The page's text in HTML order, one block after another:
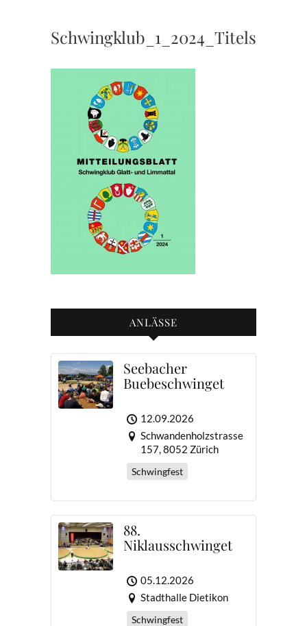
Schwingklub_1_2024_Titelseite
ANLÄSSE
Seebacher
Buebeschwinget
12.09.2026
Schwandenholzstrasse
157, 8052 Zürich
Schwingfest
88.
Niklausschwinget
05.12.2026
Stadthalle Dietikon
Schwingfest